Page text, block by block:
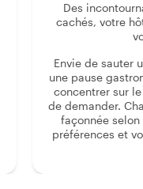
Des
cachés, votre
Envie de sauter
une pause
concentrer sur
de demander.
façonnée
préférences et